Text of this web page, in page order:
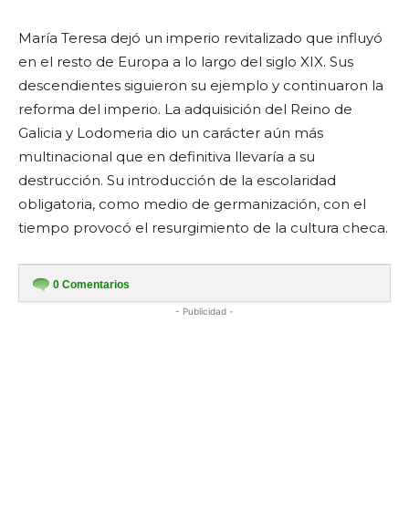
María Teresa dejó un imperio revitalizado que influyó
en el resto de Europa a lo largo del siglo XIX. Sus
descendientes siguieron su ejemplo y continuaron la
reforma del imperio. La adquisición del Reino de
Galicia y Lodomeria dio un carácter aún más
multinacional que en definitiva llevaría a su
destrucción. Su introducción de la escolaridad
obligatoria, como medio de germanización, con el
tiempo provocó el resurgimiento de la cultura checa.
0 Comentarios
- Publicidad -